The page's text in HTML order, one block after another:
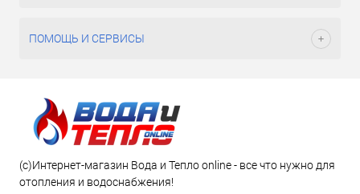
ПОМОЩЬ И СЕРВИСЫ
(c)Интернет-магазин Вода и Тепло online - все что нужно для
отопления и водоснабжения!